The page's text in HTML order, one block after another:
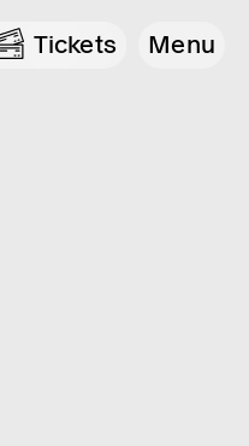
Tickets Menu